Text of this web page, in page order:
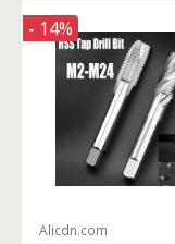
- 14%
Alicdn.com